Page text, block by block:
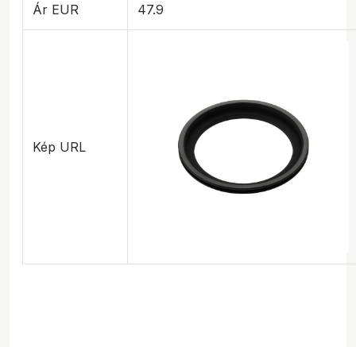
Ár EUR 47.9
Kép URL